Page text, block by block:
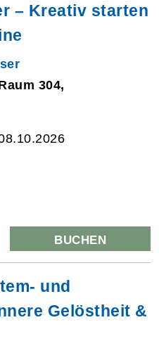
– Kreativ starten
304,
BUCHEN
und
Gelöstheit &